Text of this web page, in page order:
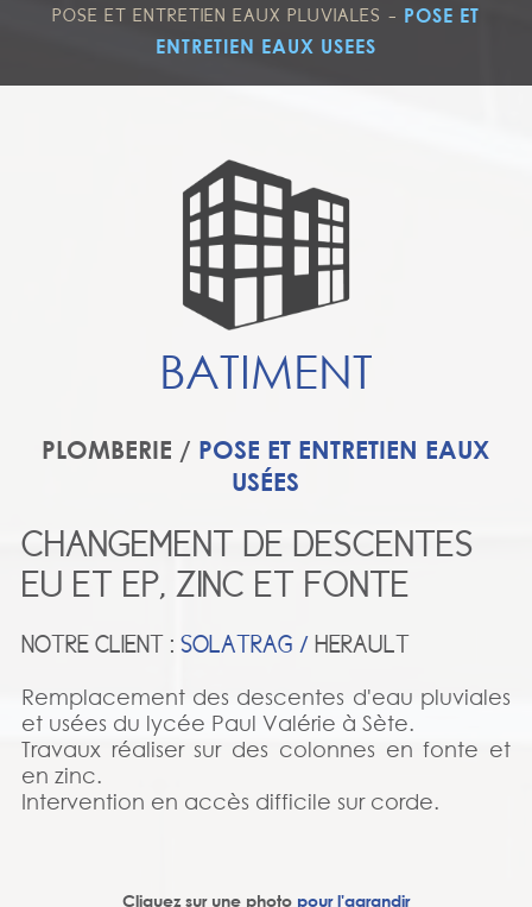
POSE ET ENTRETIEN EAUX PLUVIALES - POSE ET
ENTRETIEN EAUX USEES
BATIMENT
PLOMBERIE / POSE ET ENTRETIEN EAUX
USÉES
CHANGEMENT DE DESCENTES
EU ET EP, ZINC ET FONTE
NOTRE CLIENT : SOLATRAG / HERAULT
Remplacement des descentes d'eau pluviales
et usées du lycée Paul Valérie à Sète.
Travaux réaliser sur des colonnes en fonte et
en zinc.
Intervention en accès difficile sur corde.
Cliquez sur une photo pour l'agrandir